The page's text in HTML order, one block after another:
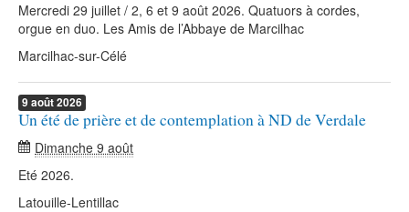
Mercredi 29 juillet / 2, 6 et 9 août 2026. Quatuors à cordes,
orgue en duo. Les Amis de l’Abbaye de Marcilhac
Marcilhac-sur-Célé
9 août2026
Un été de prière et de contemplation à ND de Verdale
Dimanche 9 août
Eté 2026.
Latouille-Lentillac